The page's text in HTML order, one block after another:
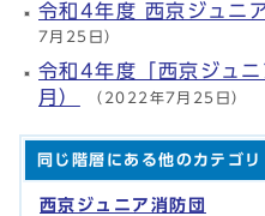
令和4年度 西京ジュニ
7月25日）
令和4年度「西京ジュ
月） （2022年7月25日）
同じ階層にある他のカテゴリ
西京ジュニア消防団